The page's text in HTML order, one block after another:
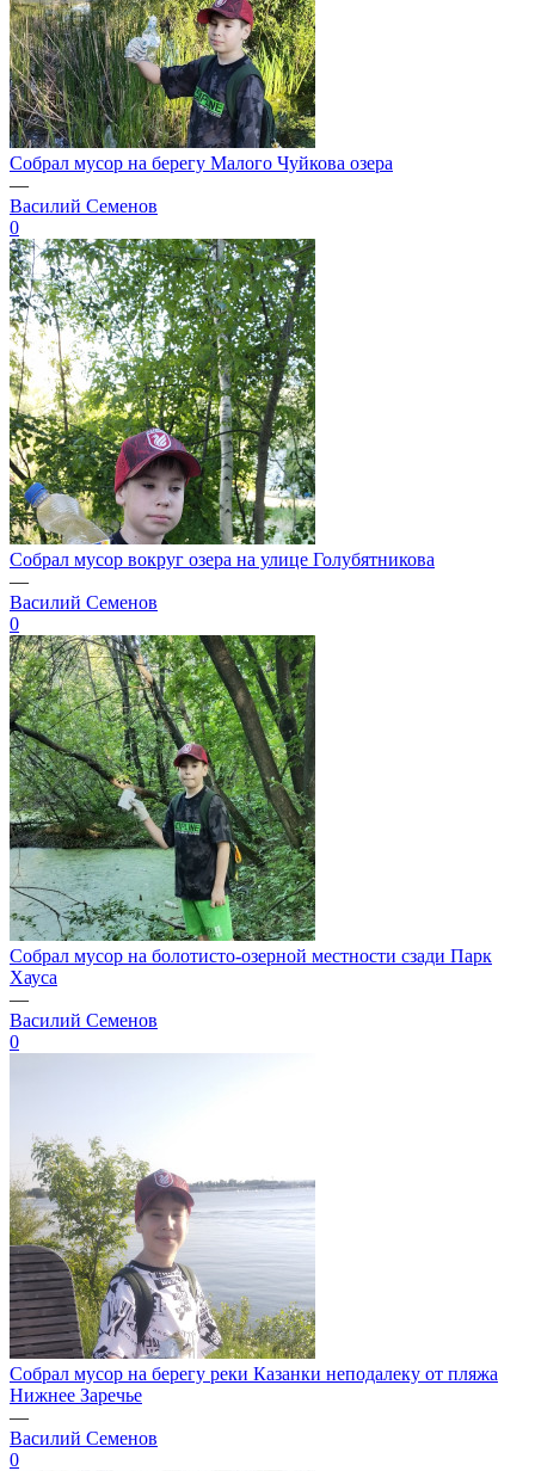
Собрал мусор на берегу Малого Чуйкова озера
—
Василий Семенов
0
Собрал мусор вокруг озера на улице Голубятникова
—
Василий Семенов
0
Собрал мусор на болотисто-озерной местности сзади Парк
Хауса
—
Василий Семенов
0
Собрал мусор на берегу реки Казанки неподалеку от пляжа
Нижнее Заречье
—
Василий Семенов
0